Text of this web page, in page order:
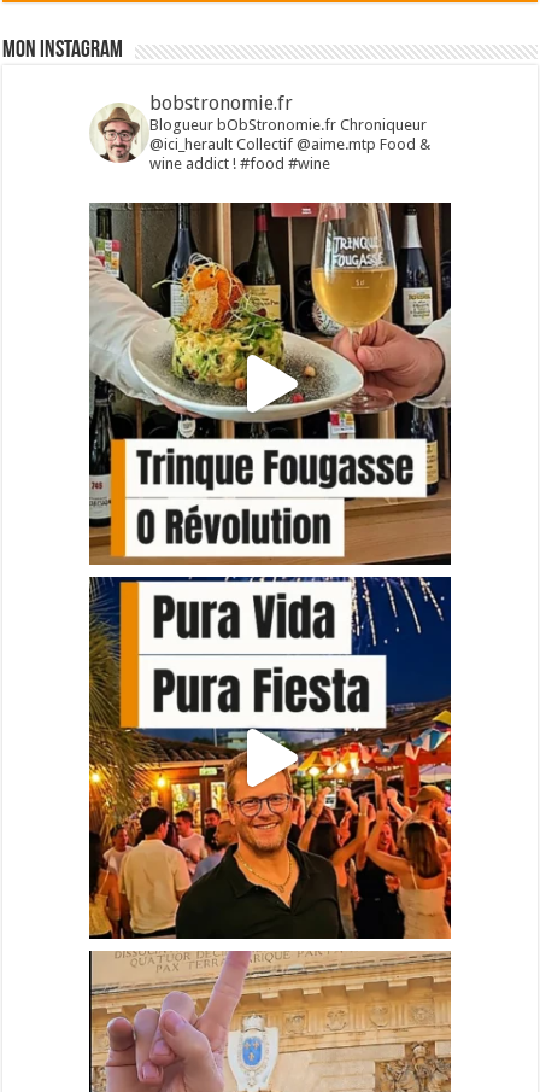
Mon Instagram
bobstronomie.fr
Blogueur bObStronomie.fr Chroniqueur
@ici_heraultCollectif @aime.mtp Food &
wine addict !#food #wine